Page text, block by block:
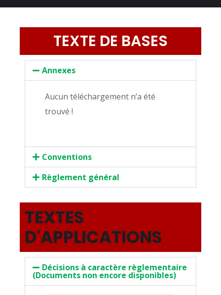
TEXTE DE BASES
Annexes
Aucun téléchargement n’a été
trouvé !
Conventions
Règlement général
TEXTES
D'APPLICATIONS
Décisions à caractère règlementaire
(Documents non encore disponibles)